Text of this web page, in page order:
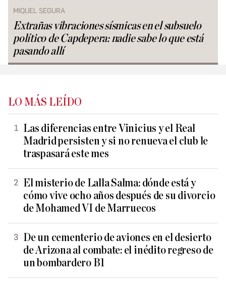
MIQUEL SEGURA
Extrañas vibraciones sísmicas en el subsuelo
político de Capdepera: nadie sabe lo que está
pasando allí
LO MÁS LEÍDO
Las diferencias entre Vinicius y el Real
Madrid persisten y si no renueva el club le
traspasará este mes
El misterio de Lalla Salma: dónde está y
cómo vive ocho años después de su divorcio
de Mohamed VI de Marruecos
De un cementerio de aviones en el desierto
de Arizona al combate: el inédito regreso de
un bombardero B1